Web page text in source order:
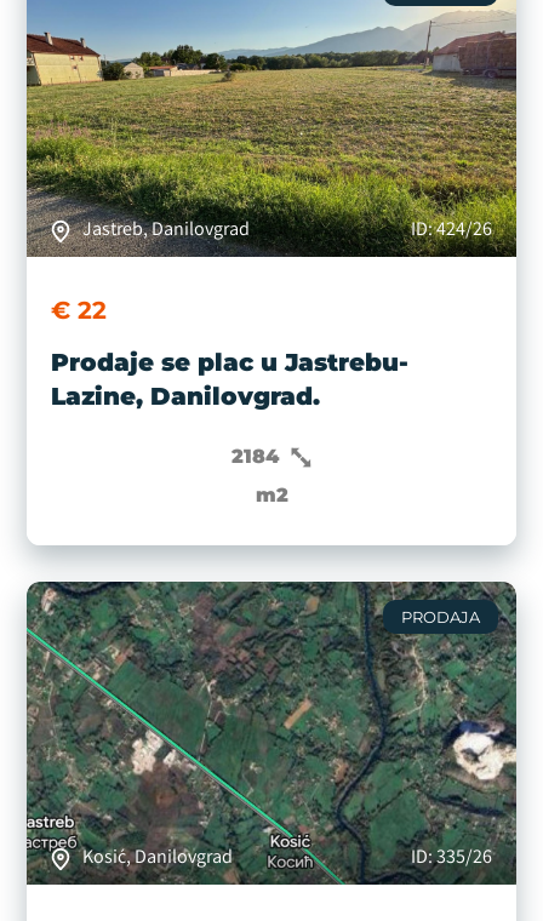
Jastreb, Danilovgrad ID: 424/26
€ 22
Prodaje se plac u Jastrebu-
Lazine, Danilovgrad.
2184
m2
Kosić, Danilovgrad ID: 335/26
PRODAJA